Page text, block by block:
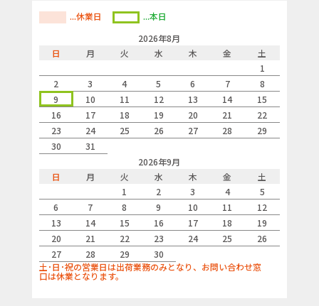
...休業日
...本日
2026年8月
日
月 火 水 木 金
土
1
2
3 4 5 6 7
8
9
10 11 12 13 14
15
16
17 18 19 20 21
22
23
24 25 26 27 28
29
30
31
2026年9月
日
月 火 水 木 金
土
1
2 3 4
5
6
7 8 9 10 11
12
13
14 15 16 17 18
19
20
21 22 23 24 25
26
27
28 29
30
土･日･祝の営業日は出荷業務のみとなり、お問い合わせ窓
口は休業となります。